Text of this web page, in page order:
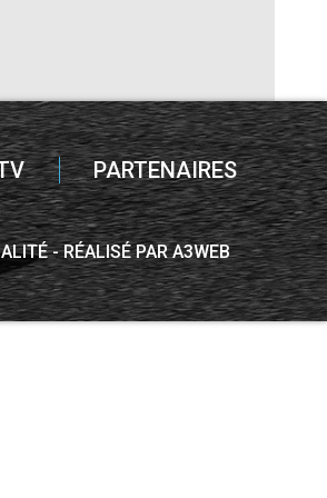
PARTENAIRES
RÉALISÉ PAR A3WEB